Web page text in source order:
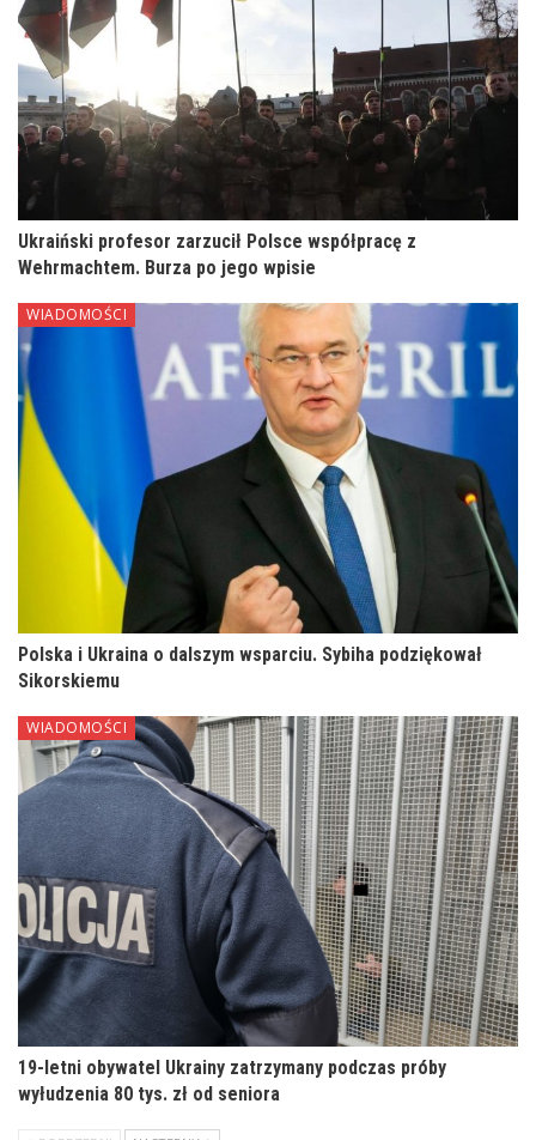
Ukraiński profesor zarzucił Polsce współpracę z
Wehrmachtem. Burza po jego wpisie
WIADOMOŚCI
Polska i Ukraina o dalszym wsparciu. Sybiha podziękował
Sikorskiemu
WIADOMOŚCI
19-letni obywatel Ukrainy zatrzymany podczas próby
wyłudzenia 80 tys. zł od seniora